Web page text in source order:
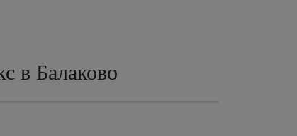
в Балаково